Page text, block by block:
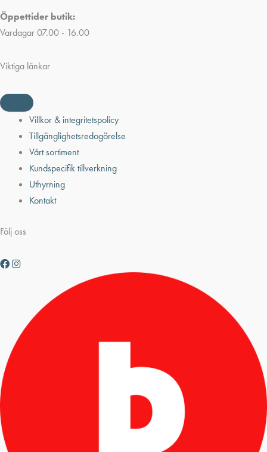
Öppettider butik:
Vardagar 07.00 - 16.00
Viktiga länkar
Villkor & integritetspolicy
Tillgänglighetsredogörelse
Vårt sortiment
Kundspecifik tillverkning
Uthyrning
Kontakt
Följ oss